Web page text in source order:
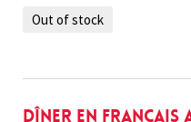
Out of stock
Dîner en français